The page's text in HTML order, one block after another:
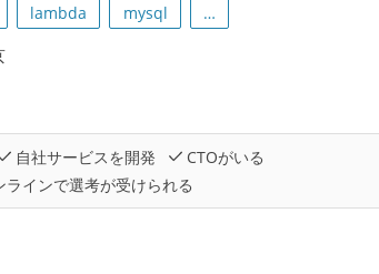
lambda mysql …
自社サービスを開発
CTOがいる
ラインで選考が受けられる